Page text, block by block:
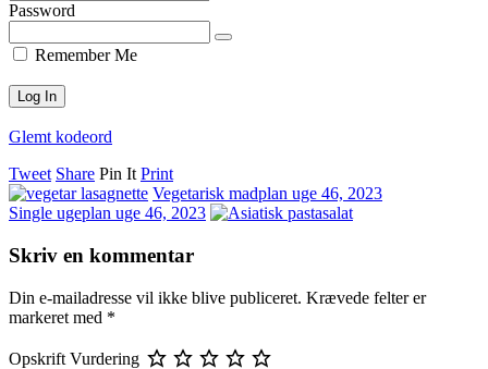
Password
Remember Me
Glemt kodeord
Tweet Share Pin It Print
Vegetarisk madplan uge 46, 2023
Single ugeplan uge 46, 2023
Skriv en kommentar
Din e-mailadresse vil ikke blive publiceret. Krævede felter er
markeret med *
Opskrift Vurdering